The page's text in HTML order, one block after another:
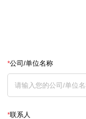
*公司/单位名称
*联系人